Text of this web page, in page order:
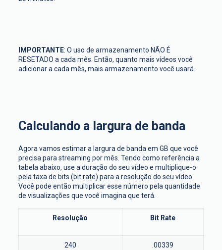
IMPORTANTE: O uso de armazenamento NÃO É
RESETADO a cada mês. Então, quanto mais vídeos você
adicionar a cada mês, mais armazenamento você usará.
Calculando a largura de banda
Agora vamos estimar a largura de banda em GB que você
precisa para streaming por mês. Tendo como referência a
tabela abaixo, use a duração do seu vídeo e multiplique-o
pela taxa de bits (bit rate) para a resolução do seu vídeo.
Você pode então multiplicar esse número pela quantidade
de visualizações que você imagina que terá.
Resolução Bit Rate
240 .00339